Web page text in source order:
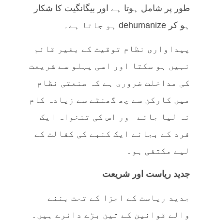
طور پر شامل ہوتا ہے اور بیگانگیت کا شکار
ہو کر dehumanize ہو جاتا ہے۔
پیداواری نظام توقیت کے بغیر قائم
نہیں ہو سکتا اور اسی پہلو سے شریعت
کی مداخلت ضروری ہے کہ صنعتی نظام
میں کارکن سے چھ گھنٹے سے زیادہ کام
نہ لیا جائے اور اس کی تنخواہ ایک
فرد کے بجائے ایک کنبے کی کفالت کے
لیے مکتفی ہو۔
جدید ریاست اور شریعت
جدید ریاست کے اجزا کے تحت بننے
والے قوانین کے تین بڑے دائرے ہیں۔